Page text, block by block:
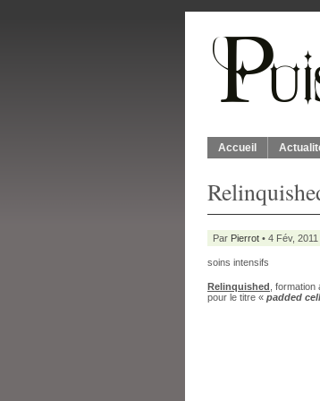
Accueil
Par Pierrot • 4 Fév,
soins intensifs
Relinquished ,
pour le titre « padded cell